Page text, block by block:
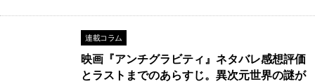
連載コラム
映画『アンチグラビティ』ネタバレ感想評価
とラストまでのあらすじ。異次元世界の謎が